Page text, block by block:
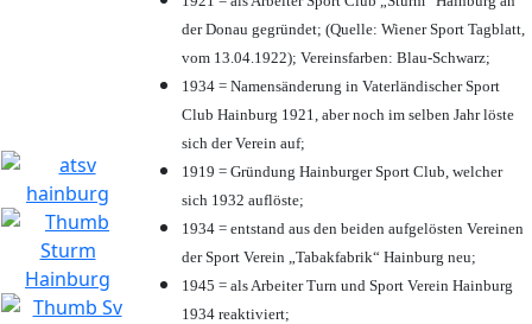
der Donau gegründet; (Quelle: Wiener Sport Tagblatt,
vom 13.04.1922); Vereinsfarben: Blau-Schwarz;
1934 = Namensänderung in Vaterländischer Sport
Club Hainburg 1921, aber noch im selben Jahr löste
sich der Verein auf;
1919 = Gründung Hainburger Sport Club, welcher
sich 1932 auflöste;
1934 = entstand aus den beiden aufgelösten Vereinen
der Sport Verein „Tabakfabrik“ Hainburg neu;
1945 = als Arbeiter Turn und Sport Verein Hainburg
1934 reaktiviert;